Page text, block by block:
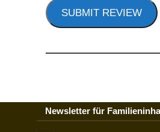
SUBMIT REVIEW
Newsletter für